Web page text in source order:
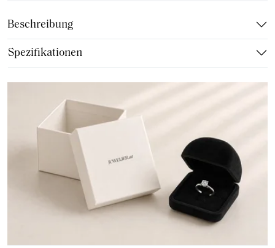
Beschreibung
Spezifikationen